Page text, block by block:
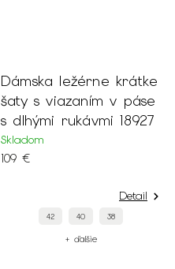
Dámska ležérne krátke
šaty s viazaním v páse
s dlhými rukávmi 18927
Skladom
109 €
Detail
42 40 38
+ ďalšie